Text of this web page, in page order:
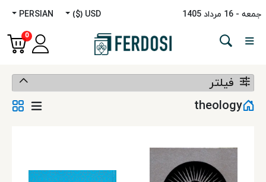
جمعه - 16 مرداد 1405 USD ($)
PERSIAN
0
Menu
زبان‌ها
غیرداستانی
فیلتر
theology